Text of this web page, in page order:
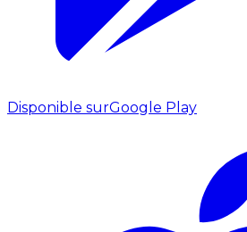
Disponible surGoogle Play